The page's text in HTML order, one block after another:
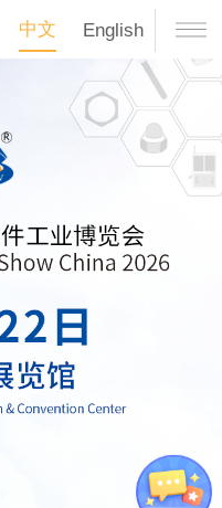
中文 English